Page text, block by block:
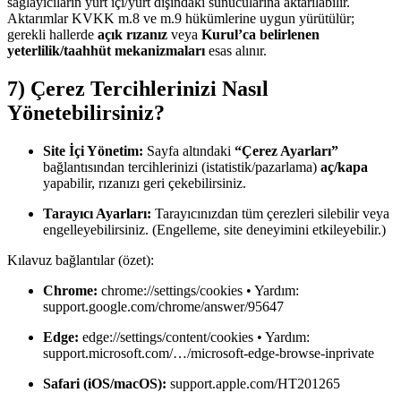
Aktarımlar KVKK m.8 ve m.9 hükümlerine uygun yürütülür;
gerekli hallerde açık rızanız veya Kurul’ca belirlenen
yeterlilik/taahhüt mekanizmaları esas alınır.
7) Çerez Tercihlerinizi Nasıl
Yönetebilirsiniz?
Site İçi Yönetim: Sayfa altındaki “Çerez Ayarları”
bağlantısından tercihlerinizi (istatistik/pazarlama) aç/kapa
yapabilir, rızanızı geri çekebilirsiniz.
Tarayıcı Ayarları: Tarayıcınızdan tüm çerezleri silebilir veya
engelleyebilirsiniz. (Engelleme, site deneyimini etkileyebilir.)
Kılavuz bağlantılar (özet):
Chrome: chrome://settings/cookies • Yardım:
support.google.com/chrome/answer/95647
Edge: edge://settings/content/cookies • Yardım:
support.microsoft.com/…/microsoft-edge-browse-inprivate
Safari (iOS/macOS): support.apple.com/HT201265